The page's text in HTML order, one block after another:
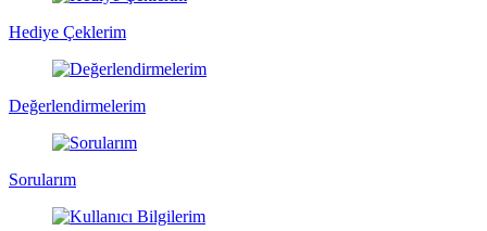
Hediye Çeklerim
Değerlendirmelerim
Sorularım